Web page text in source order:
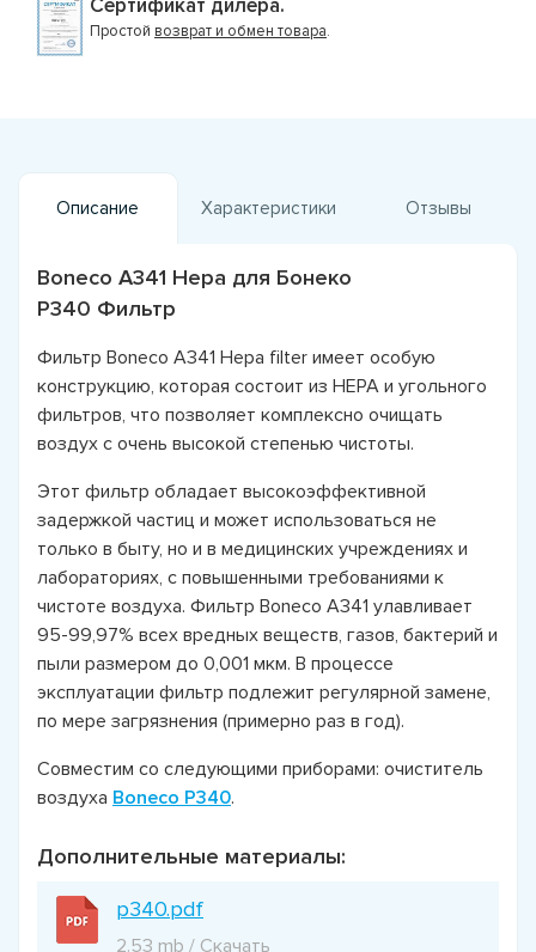
Простой возврат и обмен товара.
Описание Характеристики Отзывы
Boneco A341 Hepa для Бонеко
Р340 Фильтр
Фильтр Boneco A341 Hepa filter имеет особую
конструкцию, которая состоит из HEPA и угольного
фильтров, что позволяет комплексно очищать
воздух с очень высокой степенью чистоты.
Этот фильтр обладает высокоэффективной
задержкой частиц и может использоваться не
только в быту, но и в медицинских учреждениях и
лабораториях, с повышенными требованиями к
чистоте воздуха. Фильтр Boneco A341 улавливает
95-99,97% всех вредных веществ, газов, бактерий и
пыли размером до 0,001 мкм. В процессе
эксплуатации фильтр подлежит регулярной замене,
по мере загрязнения (примерно раз в год).
Совместим со следующими приборами: очиститель
воздуха Boneco P340.
Дополнительные материалы:
p340.pdf
2.53 mb / Скачать